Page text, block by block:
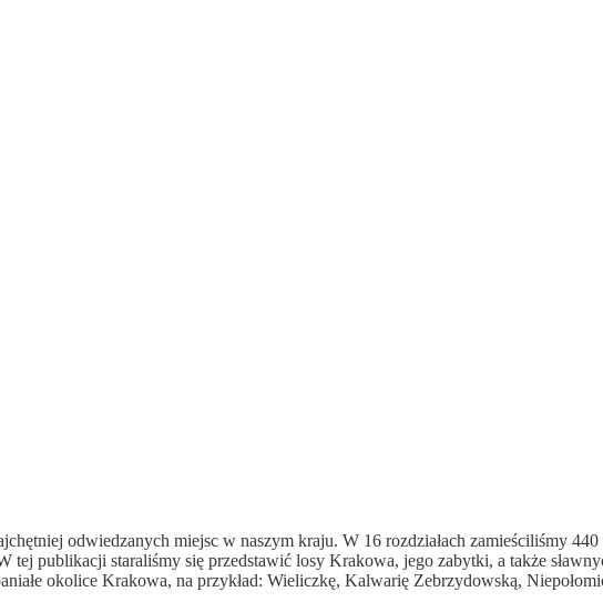
odwiedzanych miejsc w naszym kraju. W 16 rozdziałach zamieściliśmy
tej publikacji staraliśmy się przedstawić losy Krakowa, jego zabytki, a także
okolice Krakowa, na przykład: Wieliczkę, Kalwarię Zebrzydowską,